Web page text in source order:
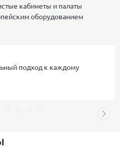
кабинеты и палаты
оборудованием
подход к каждому